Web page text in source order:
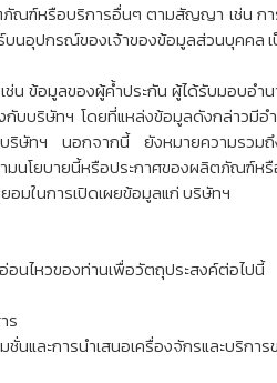
ภัณฑ์หรือบริการอื่นๆ ตามสัญญา เช่น ก
นอุปกรณ์ของเจ้าของข้อมูลส่วนบุคคล
ข้อมูลของผู้ค้ำประกัน ผู้ได้รับมอบอำ
บบริษัทฯ โดยที่แหล่งข้อมูลดังกล่าวมี
บริษัทฯ นอกจากนี้ ยังหมายความรวม
นโยบายนี้หรือประกาศของผลิตภัณฑ์ห
ในการเปิดเผยข้อมูลแก่ บริษัทฯ
นไหวของท่านเพื่อวัตถุประสงค์ต่อไปนี้
ร
นและการนำเสนอเครื่องจักรและบริกา